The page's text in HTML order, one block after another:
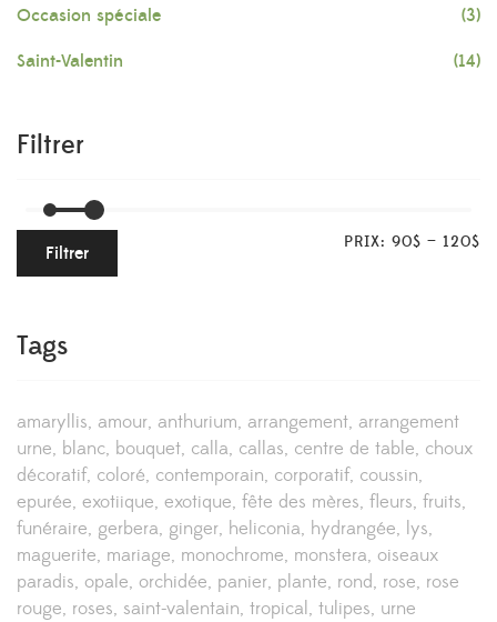
Occasion spéciale (3)
Saint-Valentin (14)
Filtrer
Filtrer PRIX: 90$ — 120$
Tags
amaryllis amour anthurium arrangement arrangement
urne blanc bouquet calla callas centre de table choux
décoratif coloré contemporain corporatif coussin
epurée exotiique exotique fête des mères fleurs fruits
funéraire gerbera ginger heliconia hydrangée lys
maguerite mariage monochrome monstera oiseaux
paradis opale orchidée panier plante rond rose rose
rouge roses saint-valentain tropical tulipes urne